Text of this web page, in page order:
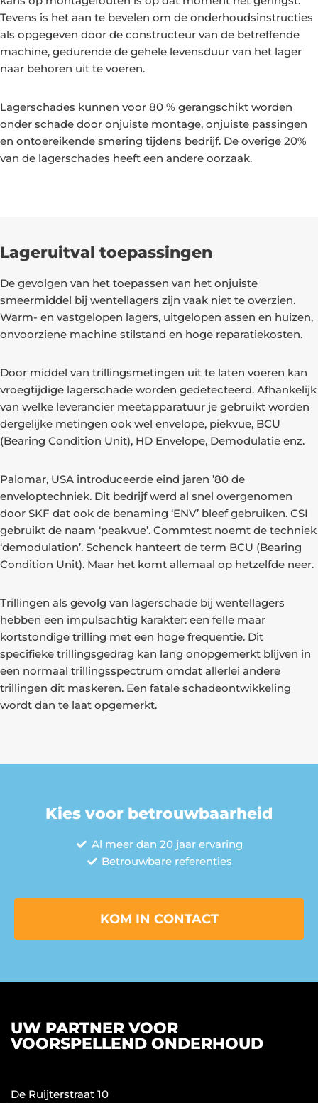
Tevens is het aan te bevelen om de onderhoudsinstructies
als opgegeven door de constructeur van de betreffende
machine, gedurende de gehele levensduur van het lager
naar behoren uit te voeren.
Lagerschades kunnen voor 80 % gerangschikt worden
onder schade door onjuiste montage, onjuiste passingen
en ontoereikende smering tijdens bedrijf. De overige 20%
van de lagerschades heeft een andere oorzaak.
Lageruitval toepassingen
De gevolgen van het toepassen van het onjuiste
smeermiddel bij wentellagers zijn vaak niet te overzien.
Warm- en vastgelopen lagers, uitgelopen assen en huizen,
onvoorziene machine stilstand en hoge reparatiekosten.
Door middel van trillingsmetingen uit te laten voeren kan
vroegtijdige lagerschade worden gedetecteerd. Afhankelijk
van welke leverancier meetapparatuur je gebruikt worden
dergelijke metingen ook wel envelope, piekvue, BCU
(Bearing Condition Unit), HD Envelope, Demodulatie enz.
Palomar, USA introduceerde eind jaren ’80 de
enveloptechniek. Dit bedrijf werd al snel overgenomen
door SKF dat ook de benaming ‘ENV’ bleef gebruiken. CSI
gebruikt de naam ‘peakvue’. Commtest noemt de techniek
‘demodulation’. Schenck hanteert de term BCU (Bearing
Condition Unit). Maar het komt allemaal op hetzelfde neer.
Trillingen als gevolg van lagerschade bij wentellagers
hebben een impulsachtig karakter: een felle maar
kortstondige trilling met een hoge frequentie. Dit
specifieke trillingsgedrag kan lang onopgemerkt blijven in
een normaal trillingsspectrum omdat allerlei andere
trillingen dit maskeren. Een fatale schadeontwikkeling
wordt dan te laat opgemerkt.
Kies voor betrouwbaarheid
Al meer dan 20 jaar ervaring
Betrouwbare referenties
KOM IN CONTACT
UW PARTNER VOOR
VOORSPELLEND ONDERHOUD
De Ruijterstraat 10